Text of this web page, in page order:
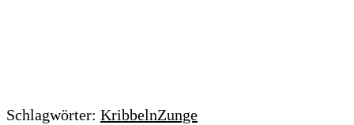
Schlagwörter: KribbelnZunge